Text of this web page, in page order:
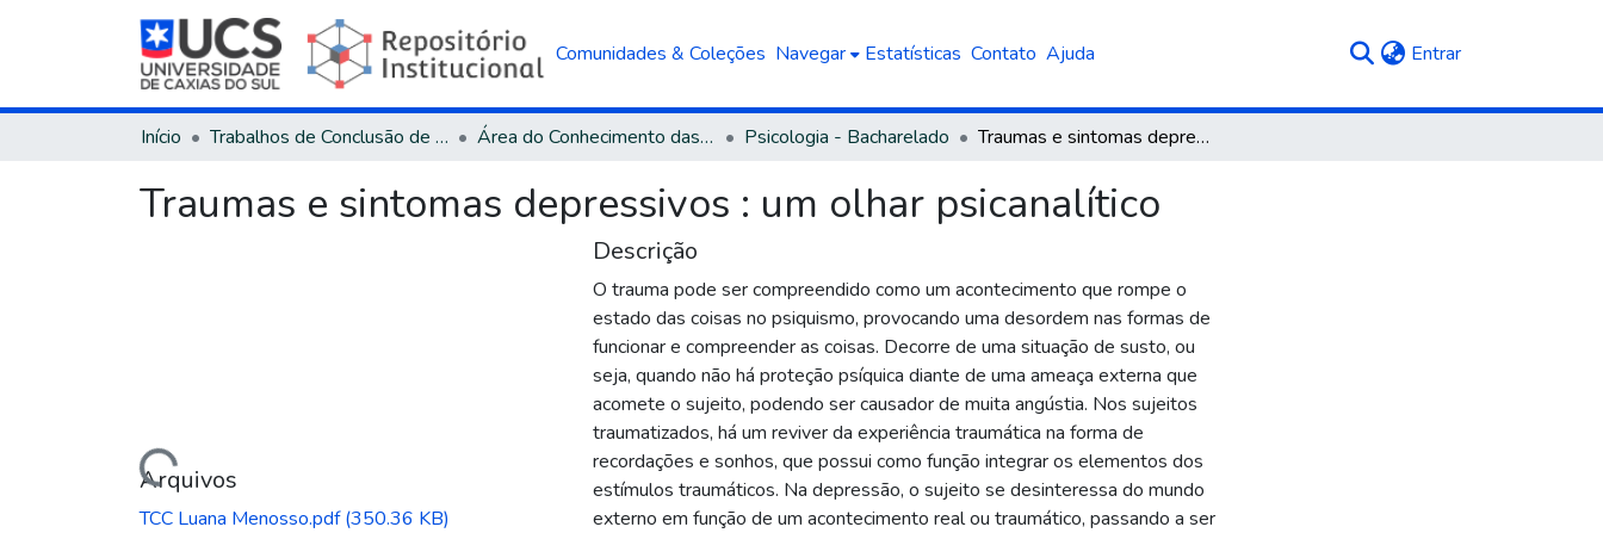
Comunidades & Coleções Navegar Estatísticas Contato Ajuda Entrar(current)
Início Trabalhos de Conclusão de Curso Área do Conhecimento das Ciências Humanas Psicologia - Bacharelado Traumas e sintomas depressivos : um olhar psicanalítico
Traumas e sintomas depressivos : um olhar psicanalítico
Carregando...Arquivos
TCC Luana Menosso.pdf(350.36 KB)
Descrição
O trauma pode ser compreendido como um acontecimento que rompe o
estado das coisas no psiquismo, provocando uma desordem nas formas de
funcionar e compreender as coisas. Decorre de uma situação de susto, ou
seja, quando não há proteção psíquica diante de uma ameaça externa que
acomete o sujeito, podendo ser causador de muita angústia. Nos sujeitos
traumatizados, há um reviver da experiência traumática na forma de
recordações e sonhos, que possui como função integrar os elementos dos
estímulos traumáticos. Na depressão, o sujeito se desinteressa do mundo
externo em função de um acontecimento real ou traumático, passando a ser